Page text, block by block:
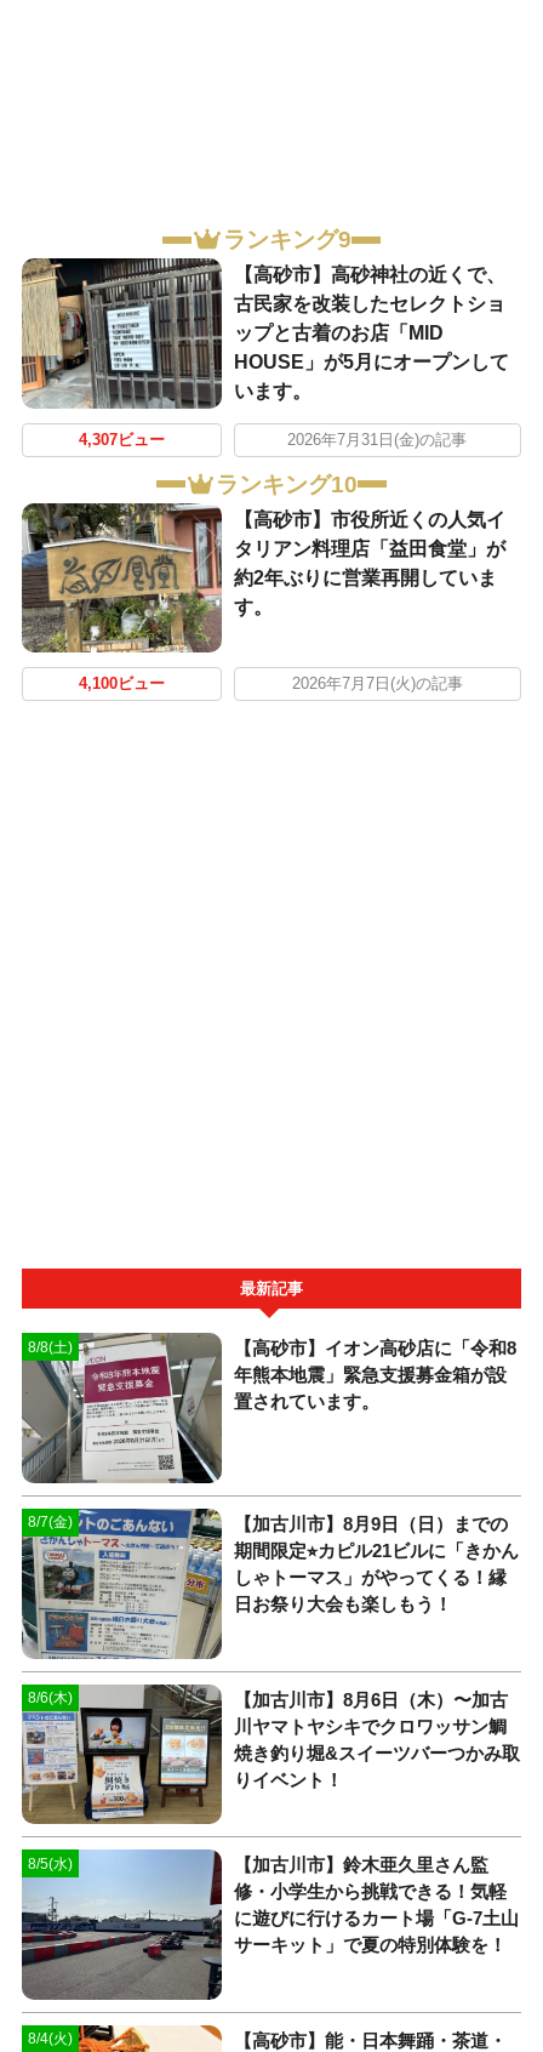
ランキング9
【高砂市】高砂神社の近くで、
古民家を改装したセレクトショ
ップと古着のお店「MID
HOUSE」が5月にオープンして
います。
4,307ビュー 2026年7月31日(金)の記事
ランキング10
【高砂市】市役所近くの人気イ
タリアン料理店「益田食堂」が
約2年ぶりに営業再開していま
す。
4,100ビュー 2026年7月7日(火)の記事
最新記事
8/8(土)
【高砂市】イオン高砂店に「令和8
年熊本地震」緊急支援募金箱が設
置されています。
8/7(金)
【加古川市】8月9日（日）までの
期間限定⭐︎カピル21ビルに「きかん
しゃトーマス」がやってくる！縁
日お祭り大会も楽しもう！
8/6(木)
【加古川市】8月6日（木）〜加古
川ヤマトヤシキでクロワッサン鯛
焼き釣り堀&スイーツバーつかみ取
りイベント！
8/5(水)
【加古川市】鈴木亜久里さん監
修・小学生から挑戦できる！気軽
に遊びに行けるカート場「G-7土山
サーキット」で夏の特別体験を！
8/4(火)
【高砂市】能・日本舞踊・茶道・